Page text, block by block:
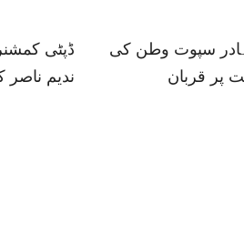
سپوت وطن کی
پر قربان
ڈپٹی
ندیم ناصر